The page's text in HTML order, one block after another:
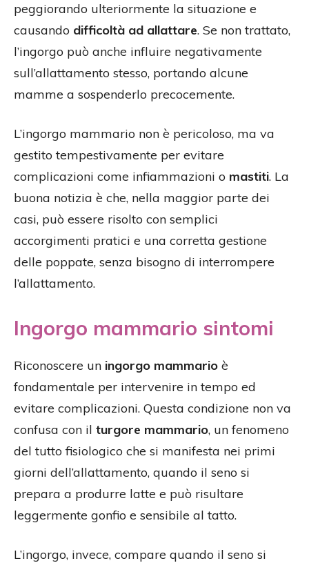
peggiorando ulteriormente la situazione e
causando difficoltà ad allattare. Se non trattato,
l’ingorgo può anche influire negativamente
sull’allattamento stesso, portando alcune
mamme a sospenderlo precocemente.
L’ingorgo mammario non è pericoloso, ma va
gestito tempestivamente per evitare
complicazioni come infiammazioni o mastiti. La
buona notizia è che, nella maggior parte dei
casi, può essere risolto con semplici
accorgimenti pratici e una corretta gestione
delle poppate, senza bisogno di interrompere
l’allattamento.
Ingorgo mammario sintomi
Riconoscere un ingorgo mammario è
fondamentale per intervenire in tempo ed
evitare complicazioni. Questa condizione non va
confusa con il turgore mammario, un fenomeno
del tutto fisiologico che si manifesta nei primi
giorni dell’allattamento, quando il seno si
prepara a produrre latte e può risultare
leggermente gonfio e sensibile al tatto.
L’ingorgo, invece, compare quando il seno si